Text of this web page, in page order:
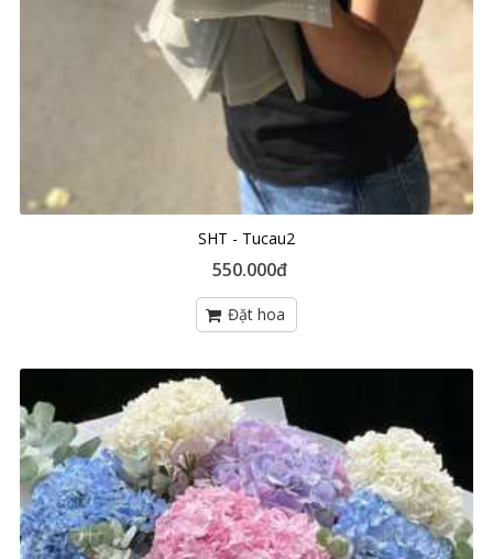
SHT - Tucau2
550.000đ